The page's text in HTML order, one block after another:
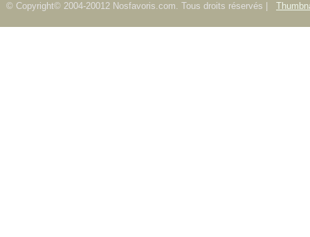
© Copyright© 2004-20012 Nosfavoris.com. Tous droits réservés |